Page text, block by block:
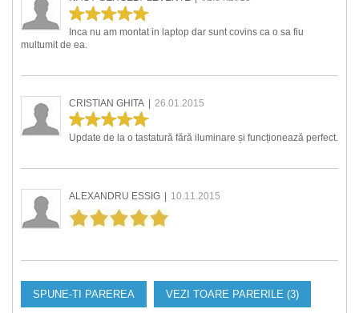
Inca nu am montat in laptop dar sunt covins ca o sa fiu
multumit de ea.
CRISTIAN GHITA 26.01.2015
Update de la o tastatură fără iluminare și funcționează perfect.
ALEXANDRU ESSIG 10.11.2015
SPUNE-TI PAREREA VEZI TOARE PARERILE (3)